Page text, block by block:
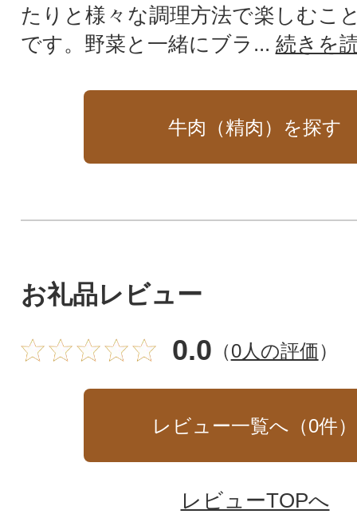
たりと様々な調理方法で楽しむこ
です。野菜と一緒にブラ... 続きを
牛肉（精肉）を探す
お礼品レビュー
0.0 （0人の評価）
レビュー一覧へ（0件）
レビューTOPへ